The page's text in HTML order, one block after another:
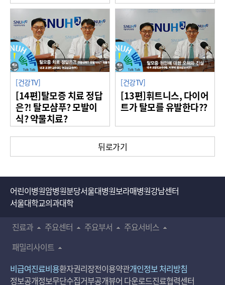
[건강TV]
[14편]탈모증 치료 정답
은?! 탈모샴푸? 모발이
식? 약물치료?
[건강TV]
[13편]휘트니스, 다이어
트가 탈모를 유발한다??
뒤로가기
어린이병원암병원분당서울대병원보라매병원강남센터
서울대학교의과대학
진료과
주요센터 주요부서
주요서비스
패밀리사이트
비급여진료비용환자권리장전이용약관개인정보 처리방침
정보공개정보무단수집거부공개뷰어 다운로드진료협력센터